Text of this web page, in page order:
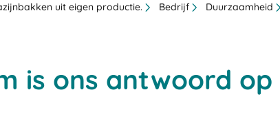
uit eigen productie. Bedrijf Duurzaamheid
is ons antwoord